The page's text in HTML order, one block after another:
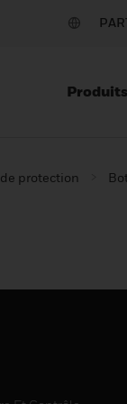
Produits
protection